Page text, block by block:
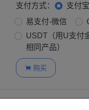
支付方式：
支付
易支付-微信
USDT（用U支付
相同产品）
 购买